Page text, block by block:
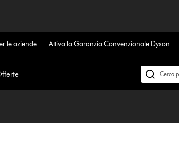
le aziende Attiva la Garanzia Convenzionale Dyson
Cerca